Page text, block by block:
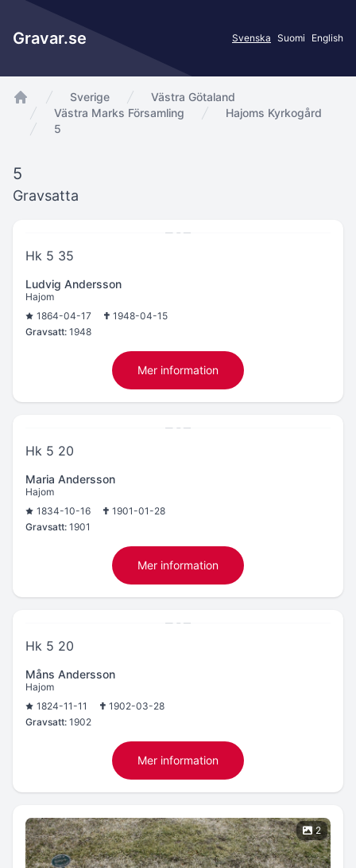
Gravar.se Svenska Suomi English
app.Start
Sverige
Västra Götaland
Västra Marks Församling
Hajoms Kyrkogård
5
5
Gravsatta
Hk 5 35
Ludvig Andersson
Hajom
1864-04-17
1948-04-15
Gravsatt: 1948
Mer information
Hk 5 20
Maria Andersson
Hajom
1834-10-16
1901-01-28
Gravsatt: 1901
Mer information
Hk 5 20
Måns Andersson
Hajom
1824-11-11
1902-03-28
Gravsatt: 1902
Mer information
2